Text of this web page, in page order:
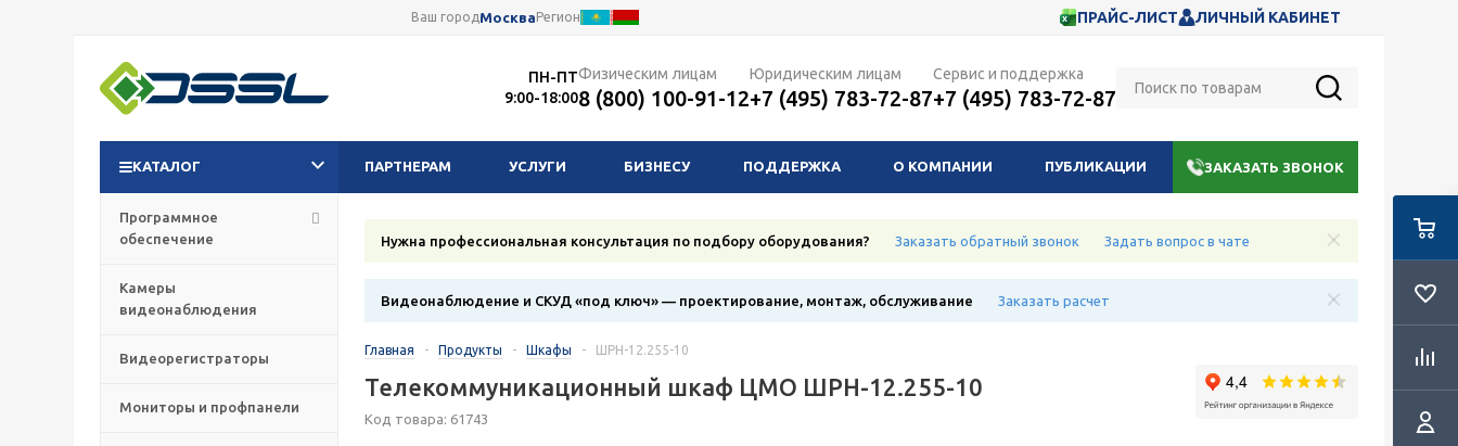
Ваш городМоскваРегион ПРАЙС-ЛИСТ ЛИЧНЫЙ КАБИНЕТ
ПН-ПТ
9:00-18:00
Физическим лицам
8 (800) 100-91-12
Юридическим лицам
+7 (495) 783-72-87
Сервис и поддержка
+7 (495) 783-72-87
КАТАЛОГ ПАРТНЕРАМ УСЛУГИ БИЗНЕСУ ПОДДЕРЖКА О КОМПАНИИ ПУБЛИКАЦИИ ЗАКАЗАТЬ ЗВОНОК
Программное
обеспечение
Камеры
видеонаблюдения
Видеорегистраторы
Мониторы и профпанели
Нужна профессиональная консультация по подбору оборудования? Заказать обратный звонок Задать вопрос в чате
Видеонаблюдение и СКУД «под ключ» — проектирование, монтаж, обслуживание Заказать расчет
Главная - Продукты - Шкафы - ШРН-12.255-10
Телекоммуникационный шкаф ЦМО ШРН-12.255-10
Код товара: 61743